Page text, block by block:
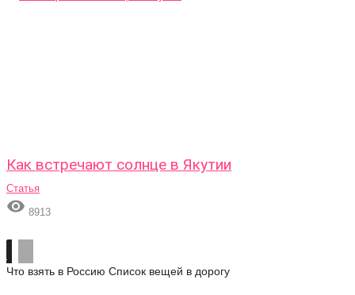
Как встречают солнце в Якутии
Статья
 8913
Что взять в Россию Список вещей в дорогу